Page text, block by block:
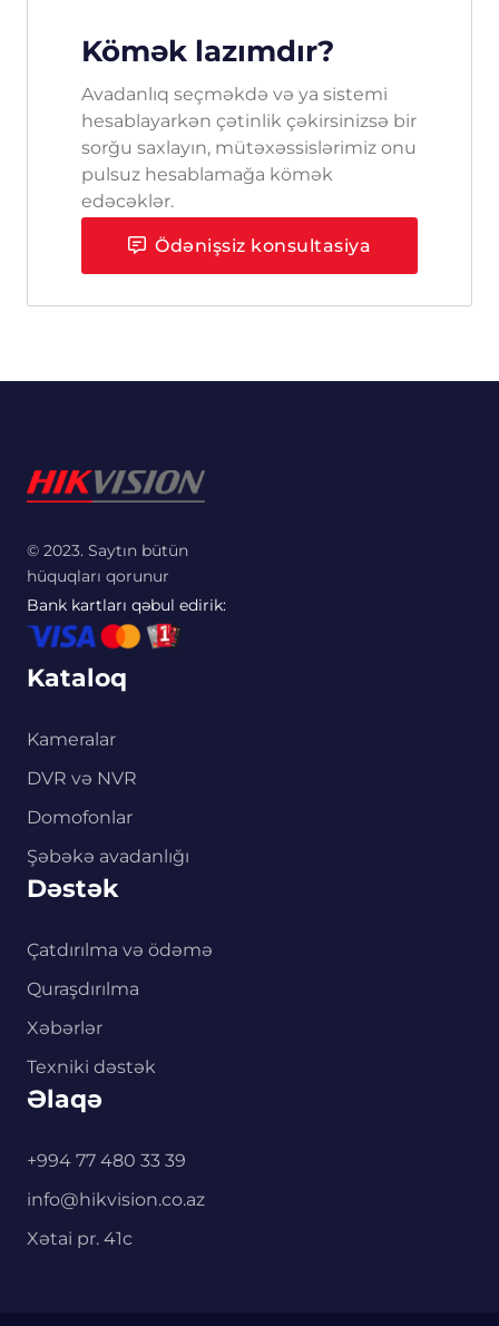
Kömək lazımdır?
Avadanlıq seçməkdə və ya sistemi
hesablayarkən çətinlik çəkirsinizsə bir
sorğu saxlayın, mütəxəssislərimiz onu
pulsuz hesablamağa kömək
edəcəklər.
Ödənişsiz konsultasiya
© 2023. Saytın bütün
hüquqları qorunur
Bank kartları qəbul edirik:
Kataloq
Kameralar
DVR və NVR
Domofonlar
Şəbəkə avadanlığı
Dəstək
Çatdırılma və ödəmə
Quraşdırılma
Xəbərlər
Texniki dəstək
Əlaqə
+994 77 480 33 39
info@hikvision.co.az
Xətai pr. 41c